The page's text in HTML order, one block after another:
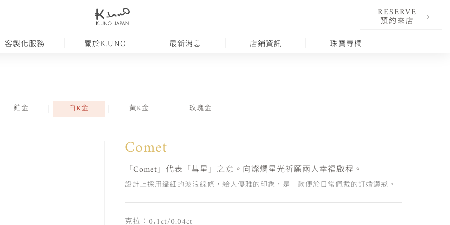
RESERVE
預約來店
客製化服務 關於K.UNO 最新消息 店鋪資訊 珠寶專欄
鉑金 白K金 黃K金 玫瑰金
Comet
「Comet」代表「彗星」之意。向燦爛星光祈願兩人幸福啟程。
設計上採用纖細的波浪線條，給人優雅的印象，是一款便於日常佩戴的訂婚鑽戒。
克拉：0.1ct/0.04ct